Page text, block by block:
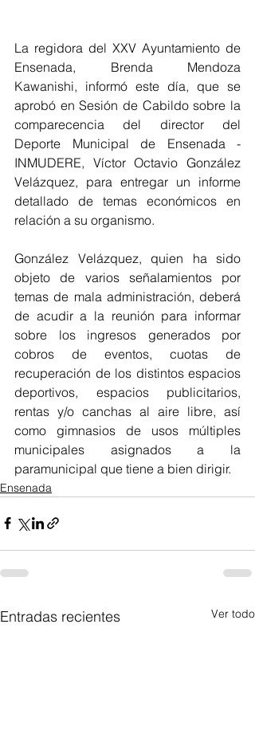
La regidora del XXV Ayuntamiento de
Ensenada, Brenda Mendoza
Kawanishi, informó este día, que se
aprobó en Sesión de Cabildo sobre la
comparecencia del director del
Deporte Municipal de Ensenada -
INMUDERE, Víctor Octavio González
Velázquez, para entregar un informe
detallado de temas económicos en
relación a su organismo.
González Velázquez, quien ha sido
objeto de varios señalamientos por
temas de mala administración, deberá
de acudir a la reunión para informar
sobre los ingresos generados por
cobros de eventos, cuotas de
recuperación de los distintos espacios
deportivos, espacios publicitarios,
rentas y/o canchas al aire libre, así
como gimnasios de usos múltiples
municipales asignados a la
paramunicipal que tiene a bien dirigir.
Ensenada
Entradas recientes Ver todo